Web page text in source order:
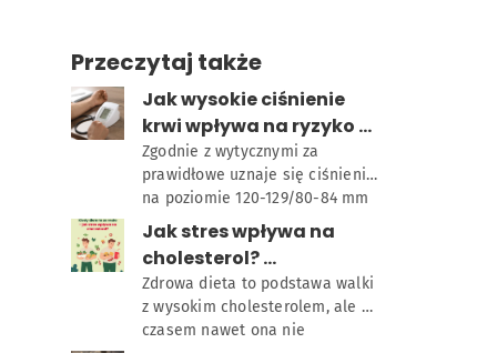
włączyć do swojej wiosennej
metabolicznych, może stanowić
poważne zagrożenie dla zdrowia.
Zastanawiasz się, czy jesteś w
grupie ryzyka? Zobacz, co na to
wpływa oraz jak uchronić się
przed miażdżycą czy cukrzycą.
Co to jest zespół metaboliczny?
Przeczytaj także
Jak wysokie ciśnienie
krwi wpływa na ryzyko
zawału serca?
Zgodnie z wytycznymi za
prawidłowe uznaje się ciśnienie
na poziomie 120-129/80-84 mm
Hg. Natomiast wartości na
poziomie 140/90 mm Hg lub
wyższe uznaje się za wysokie
ciśnienie krwi
Jak stres wpływa na
cholesterol?
[Infografika]
Zdrowa dieta to podstawa walki
z wysokim cholesterolem, ale
czasem nawet ona nie